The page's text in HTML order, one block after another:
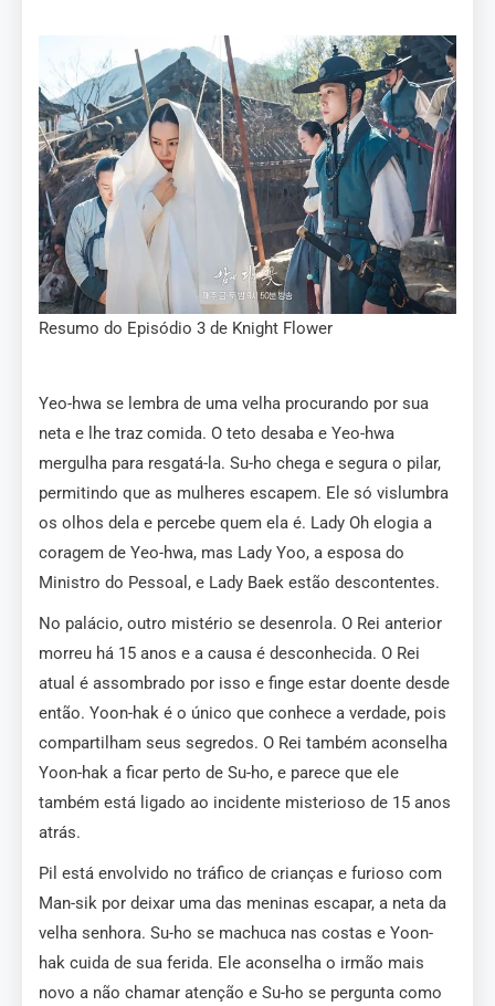
Resumo do Episódio 3 de Knight Flower
Yeo-hwa se lembra de uma velha procurando por sua
neta e lhe traz comida. O teto desaba e Yeo-hwa
mergulha para resgatá-la. Su-ho chega e segura o pilar,
permitindo que as mulheres escapem. Ele só vislumbra
os olhos dela e percebe quem ela é. Lady Oh elogia a
coragem de Yeo-hwa, mas Lady Yoo, a esposa do
Ministro do Pessoal, e Lady Baek estão descontentes.
No palácio, outro mistério se desenrola. O Rei anterior
morreu há 15 anos e a causa é desconhecida. O Rei
atual é assombrado por isso e finge estar doente desde
então. Yoon-hak é o único que conhece a verdade, pois
compartilham seus segredos. O Rei também aconselha
Yoon-hak a ficar perto de Su-ho, e parece que ele
também está ligado ao incidente misterioso de 15 anos
atrás.
Pil está envolvido no tráfico de crianças e furioso com
Man-sik por deixar uma das meninas escapar, a neta da
velha senhora. Su-ho se machuca nas costas e Yoon-
hak cuida de sua ferida. Ele aconselha o irmão mais
novo a não chamar atenção e Su-ho se pergunta como